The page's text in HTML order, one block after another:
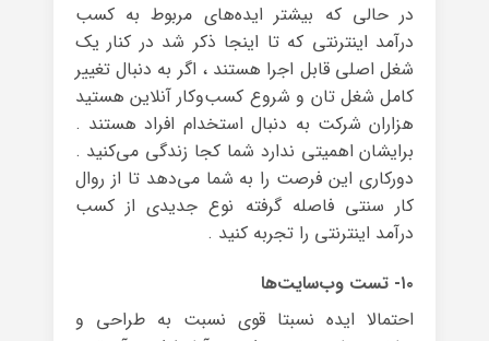
در حالی که بیشتر ایده‌های مربوط به کسب
درآمد اینترنتی که تا اینجا ذکر شد در کنار یک
شغل اصلی قابل اجرا هستند ، اگر به دنبال تغییر
کامل شغل تان و شروع کسب‌وکار آنلاین هستید
هزاران شرکت به دنبال استخدام افراد هستند .
برایشان اهمیتی ندارد شما کجا زندگی می‌کنید .
دورکاری این فرصت را به شما می‌دهد تا از روال
کار سنتی فاصله گرفته نوع جدیدی از کسب‌
درآمد اینترنتی را تجربه کنید .
۱۰- تست وب‌سایت‌ها
احتمالا ایده نسبتا قوی نسبت به طراحی و